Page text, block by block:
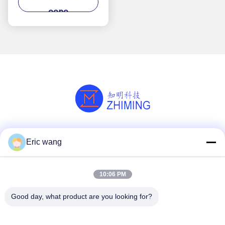
automatyki
cenę
Tel
Eric wang
10:06 PM
Good day, what product are you looking for?